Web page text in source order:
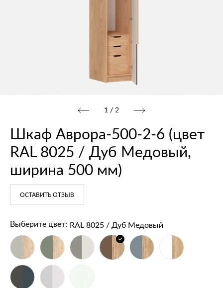
1 / 2
Шкаф Аврора‑500‑2‑6 (цвет
RAL 8025 / Дуб Медовый,
ширина 500 мм)
ОСТАВИТЬ ОТЗЫВ
Выберите цвет: RAL 8025 / Дуб Медовый